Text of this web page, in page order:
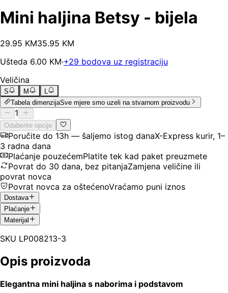
Mini haljina Betsy - bijela
29.95 KM35.95 KM
Ušteda 6.00 KM·+29 bodova uz registraciju
Veličina
S M
L
Tabela dimenzijaSve mjere smo uzeli na stvarnom proizvodu
1
Odaberite opcije
Poručite do 13h — šaljemo istog danaX-Express kurir, 1–
3 radna dana
Plaćanje pouzećemPlatite tek kad paket preuzmete
Povrat do 30 dana, bez pitanjaZamjena veličine ili
povrat novca
Povrat novca za oštećenoVraćamo puni iznos
Dostava
Plaćanje
Materijal
SKU LP008213-3
Opis proizvoda
Elegantna mini haljina s naborima i podstavom